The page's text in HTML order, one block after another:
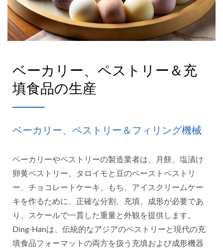
ベーカリー、ペストリー＆充
填食品の生産
ベーカリー、ペストリー＆フィリング機械
ベーカリーやペストリーの製造業者は、月餅、塩漬け
卵黄ペストリー、タロイモと豆のペーストペストリ
ー、チョコレートケーキ、もち、アイスクリームケー
キを作るために、正確な分割、充填、成形が必要であ
り、スケールで一貫した重量と外観を提供します。
Ding-Hanは、伝統的なアジアのペストリーと現代の充
填食品フォーマットの両方を扱う充填および成形機器